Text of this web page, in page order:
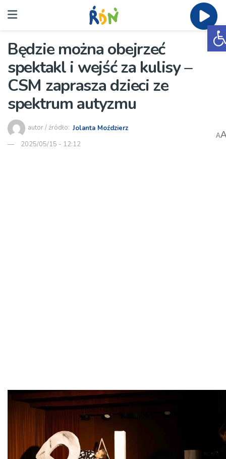
Będzie można obejrzeć
spektakl i wejść za kulisy –
CSM zaprasza dzieci ze
spektrum autyzmu
autor / źródło: Jolanta Moździerz
2025/05/15 - 12:12
A